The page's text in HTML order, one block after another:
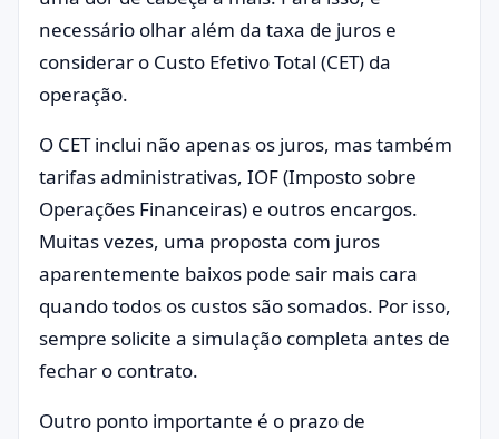
necessário olhar além da taxa de juros e
considerar o Custo Efetivo Total (CET) da
operação.
O CET inclui não apenas os juros, mas também
tarifas administrativas, IOF (Imposto sobre
Operações Financeiras) e outros encargos.
Muitas vezes, uma proposta com juros
aparentemente baixos pode sair mais cara
quando todos os custos são somados. Por isso,
sempre solicite a simulação completa antes de
fechar o contrato.
Outro ponto importante é o prazo de